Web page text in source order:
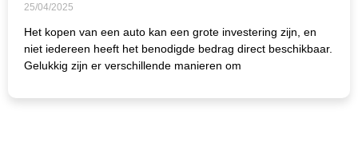
25/04/2025
Het kopen van een auto kan een grote investering zijn, en
niet iedereen heeft het benodigde bedrag direct beschikbaar.
Gelukkig zijn er verschillende manieren om